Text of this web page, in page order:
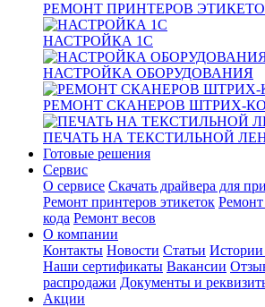
РЕМОНТ ПРИНТЕРОВ
НАСТРОЙКА 1С
НАСТРОЙКА ОБОРУДОВАНИЯ
РЕМОНТ СКАНЕРОВ ШТРИХ-
ПЕЧАТЬ НА ТЕКСТИЛЬНОЙ
Готовые решения
Сервис
О сервисе Скачать драйвера для
Ремонт принтеров этикеток
кода Ремонт весов
О компании
Контакты Новости Статьи Истории
Наши сертификаты Вакансии
распродажи Документы и
Акции